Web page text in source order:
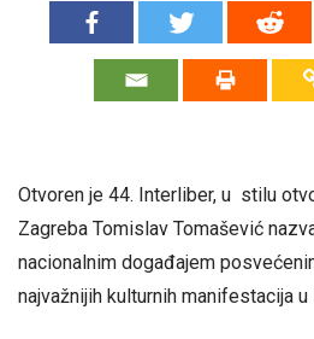
Otvoren je 44. Interliber, u stilu
Zagreba Tomislav Tomašević
nacionalnim događajem
najvažnijih kulturnih manifestacija u